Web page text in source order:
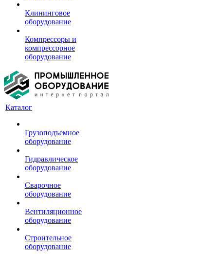
Клининговое
оборудование
Компрессоры и
компрессорное
оборудование
Каталог
Грузоподъемное
оборудование
Гидравлическое
оборудование
Сварочное
оборудование
Вентиляционное
оборудование
Строительное
оборудование